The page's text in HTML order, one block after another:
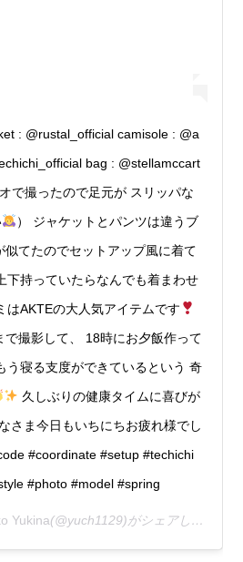
: @rustal_official camisole : @a
bag : @stellamccart
で撮ったので足元が スリッパな
） ジャケットとパンツは違うブ
似てたのでセットアップ風に着て
下持っていたらなんでも着まわせ
はAKTEの大人気アイテムです
で撮影して、 18時にお夕飯作って
う寝る支度ができているという 奇
久しぶりの健康タイムに喜びが
さま今日もいちにちお疲れ様でし
#coordinate #setup #techichi
#photo #model #spring
Yukina(@yuch1129)がシェアした投稿 –